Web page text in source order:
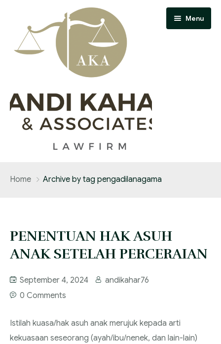
Menu
Services
FAQ
Home Archive by tag pengadilanagama
PENENTUAN HAK ASUH
ANAK SETELAH PERCERAIAN
September 4, 2024
andikahar76
0 Comments
Istilah kuasa/hak asuh anak merujuk kepada arti
kekuasaan seseorang (ayah/ibu/nenek, dan lain-lain)